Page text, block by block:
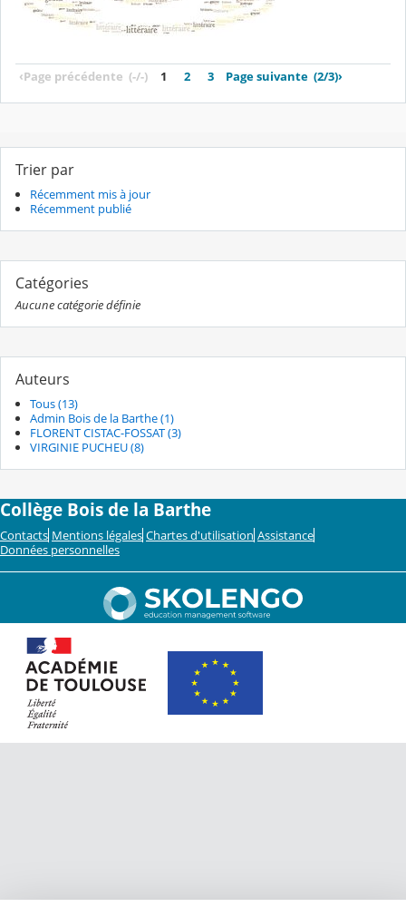
‹Page précédente (-/-) 1 2 3 Page suivante (2/3)›
Trier par
Récemment mis à jour
Récemment publié
Catégories
Aucune catégorie définie
Auteurs
Tous (13)
Admin Bois de la Barthe (1)
FLORENT CISTAC-FOSSAT (3)
VIRGINIE PUCHEU (8)
Collège Bois de la Barthe
Contacts Mentions légales Chartes d'utilisation Assistance
Données personnelles